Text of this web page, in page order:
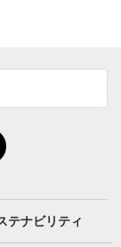
テナビリティ